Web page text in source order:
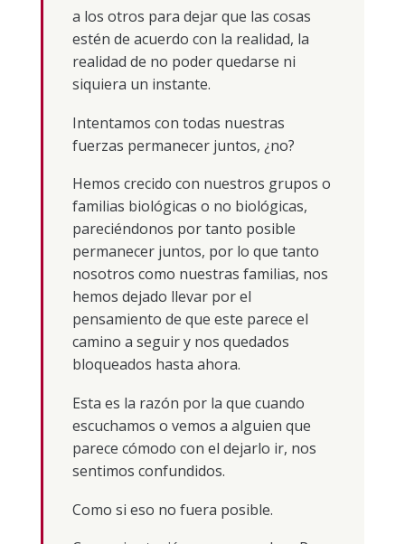
a los otros para dejar que las cosas
estén de acuerdo con la realidad, la
realidad de no poder quedarse ni
siquiera un instante.
Intentamos con todas nuestras
fuerzas permanecer juntos, ¿no?
Hemos crecido con nuestros grupos o
familias biológicas o no biológicas,
pareciéndonos por tanto posible
permanecer juntos, por lo que tanto
nosotros como nuestras familias, nos
hemos dejado llevar por el
pensamiento de que este parece el
camino a seguir y nos quedados
bloqueados hasta ahora.
Esta es la razón por la que cuando
escuchamos o vemos a alguien que
parece cómodo con el dejarlo ir, nos
sentimos confundidos.
Como si eso no fuera posible.